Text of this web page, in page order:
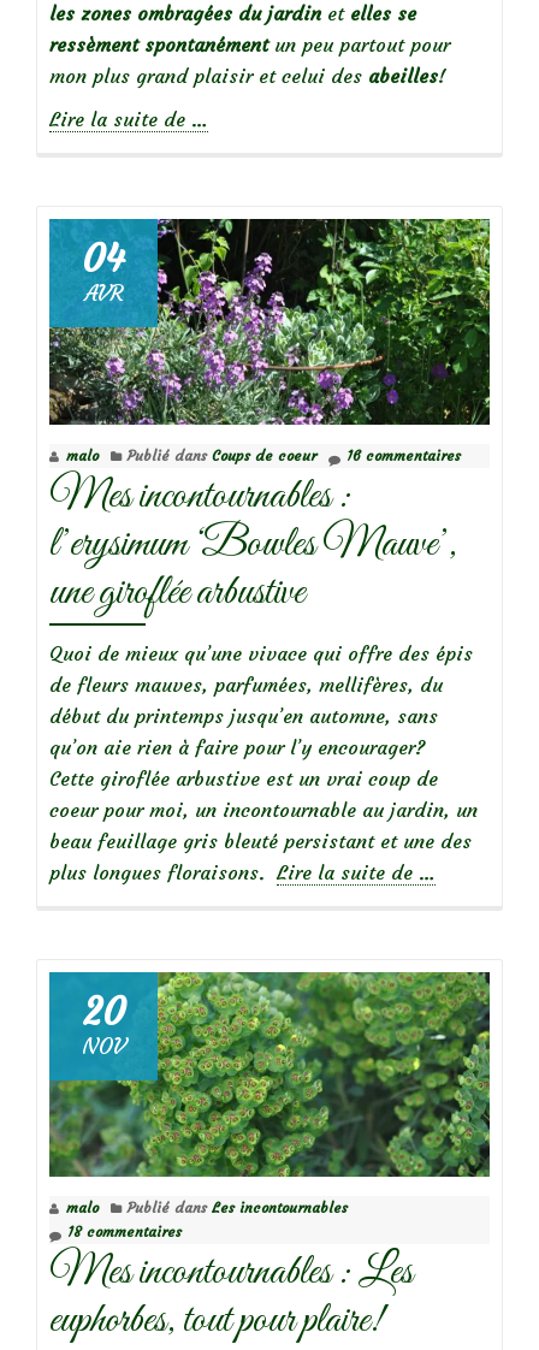
les zones ombragées du jardinet elles se
ressèment spontanémentun peu partout pour
mon plus grand plaisir et celui des abeilles!
Lire la suite de à
:
la
pulmonaire
saupoudrée
…
04
AVR
malo Publié dans Coups de coeur 16 commentaires
Mes incontournables :
l’erysimum ‘Bowles Mauve’,
une giroflée arbustive
Quoi de mieux qu’une vivace qui offre des épis
de fleurs mauves, parfumées, mellifères, du
début du printemps jusqu’en automne, sans
qu’on aie rien à faire pour l’y encourager?
Cette giroflée arbustive est un vrai coup de
coeur pour moi, un incontournable au jardin, un
beau feuillage gris bleuté persistant et une des
plus longues floraisons. Lire la suite de
:
l’erysimum
‘Bowles
Mauve’,
une
giroflée
arbustive
…
20
NOV
malo Publié dans Les incontournables
18 commentaires
Mes incontournables : Les
euphorbes, tout pour plaire!